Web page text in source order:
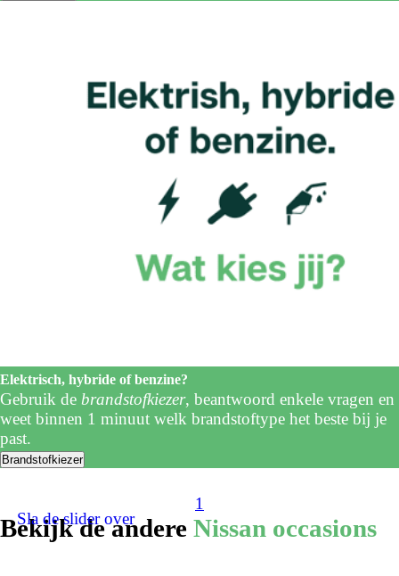
Elektrisch, hybride of benzine?
Gebruik de brandstofkiezer, beantwoord enkele vragen en
weet binnen 1 minuut welk brandstoftype het beste bij je
past.
Brandstofkiezer
1
Bekijk de andere Nissan occasions
Sla de slider over